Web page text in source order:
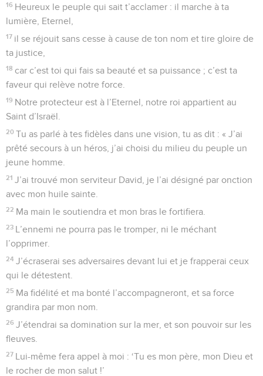
16 Heureux le peuple qui sait t’acclamer : il marche à ta
lumière, Eternel,
17 il se réjouit sans cesse à cause de ton nom et tire gloire de
ta justice,
18 car c’est toi qui fais sa beauté et sa puissance ; c’est ta
faveur qui relève notre force.
19 Notre protecteur est à l’Eternel, notre roi appartient au
Saint d’Israël.
20 Tu as parlé à tes fidèles dans une vision, tu as dit : « J’ai
prêté secours à un héros, j’ai choisi du milieu du peuple un
jeune homme.
21 J’ai trouvé mon serviteur David, je l’ai désigné par onction
avec mon huile sainte.
22 Ma main le soutiendra et mon bras le fortifiera.
23 L’ennemi ne pourra pas le tromper, ni le méchant
l’opprimer.
24 J’écraserai ses adversaires devant lui et je frapperai ceux
qui le détestent.
25 Ma fidélité et ma bonté l’accompagneront, et sa force
grandira par mon nom.
26 J’étendrai sa domination sur la mer, et son pouvoir sur les
fleuves.
27 Lui-même fera appel à moi : ‘Tu es mon père, mon Dieu et
le rocher de mon salut !’